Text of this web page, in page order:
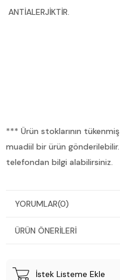
ANTİALERJİKTİR.
*** Ürün stoklarının
muadiil bir ürün
telefondan bilgi alabilirsiniz.
YORUMLAR(0)
ÜRÜN ÖNERILERI
İstek Listeme Ekle